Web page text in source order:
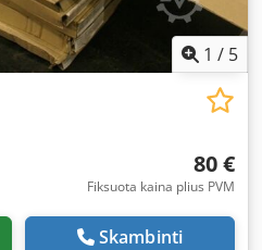
1 / 5
80 €
Fiksuota kaina plius PVM
Skambinti